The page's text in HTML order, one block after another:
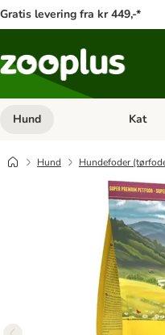
Gratis levering fra kr 449,-*
Hund Åben
Kat
Hund Hundefoder